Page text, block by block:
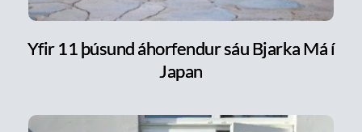
Yfir 11 þúsund áhorfendur sáu Bjarka Má í
Japan